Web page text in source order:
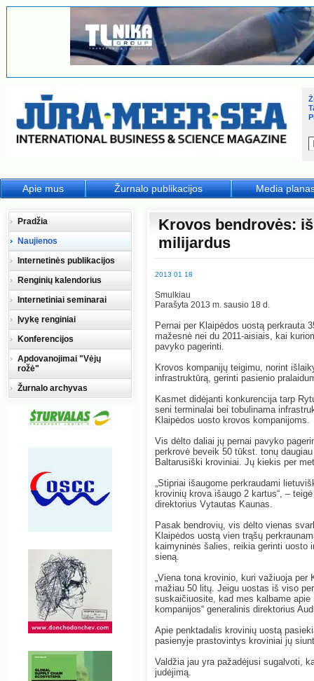
Krovos bendrovės:
milijardus
2013 01 18
Smulkiau
Parašyta 2013 m. sausio 18 d.
Pernai per Klaipėdos uostą perkrauta
mažesnė nei du 2011-aisiais, kai
pavyko pagerinti.
Krovos kompanijų teigimu, norint
infrastruktūrą, gerinti pasienio
Kasmet didėjanti konkurencija tarp
seni terminalai bei tobulinama
Klaipėdos uosto krovos kompanijoms.
Vis dėlto daliai jų pernai pavyko
perkrovė beveik 50 tūkst. tonų
Baltarusiški kroviniai. Jų kiekis per
„Stipriai išaugome perkraudami
krovinių krova išaugo 2 kartus“, –
direktorius Vytautas Kaunas.
Pasak bendrovių, vis dėlto vienas
Klaipėdos uostą vien trąšų
kaimyninės šalies, reikia gerinti uosto
sieną.
„Viena tona krovinio, kuri važiuoja
mažiau 50 litų. Jeigu uostas iš viso
suskaičiuosite, kad mes kalbame apie
kompanijos“ generalinis direktorius
Apie penktadalis krovinių uostą
pasienyje prastovintys kroviniai jų
Valdžia jau yra pažadėjusi sugalvoti,
judėjimą.
Pradžia
Naujienos
Internetinės publikacijos
Renginių kalendorius
Internetiniai seminarai
Įvykę renginiai
Konferencijos
Apdovanojimai "Vėjų
rožė"
Žurnalo archyvas
Apie mus Žurnalo publikacijos Media